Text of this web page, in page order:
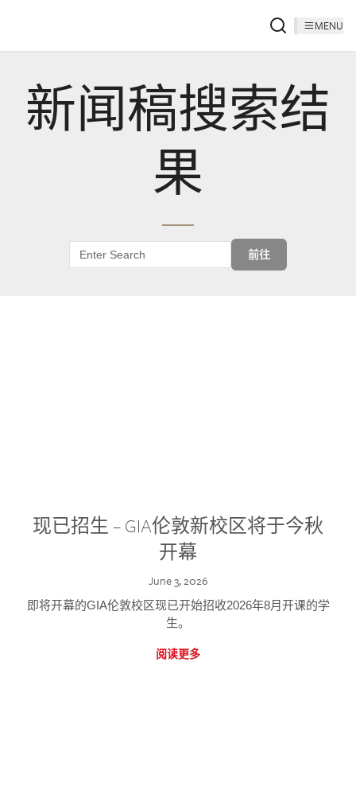
MENU
新闻稿搜索结
果
前往
现已招生 – GIA伦敦新校区将于今秋
开幕
June 3, 2026
即将开幕的GIA伦敦校区现已开始招收2026年8月开课的学
生。
阅读更多